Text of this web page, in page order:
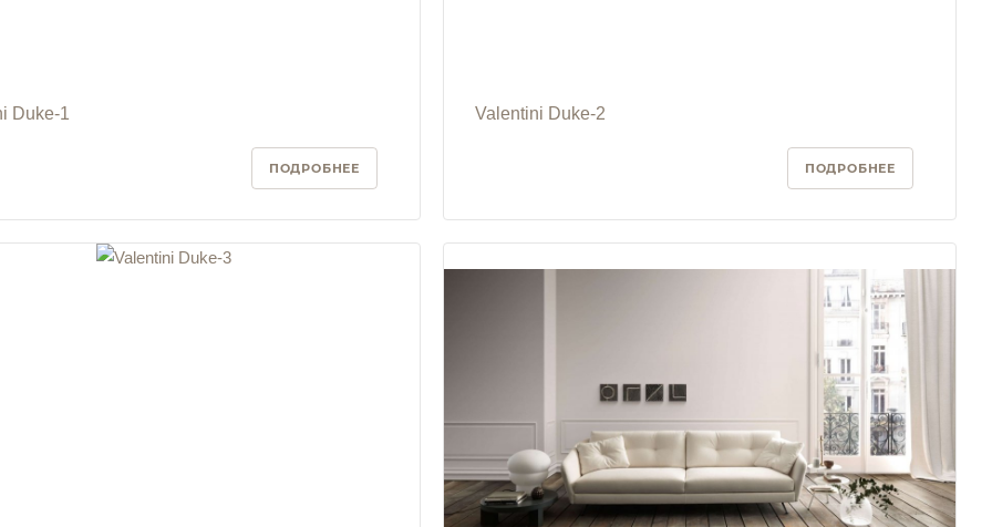
Duke-1
ПОДРОБНЕЕ
Valentini Duke-2
ПОДРОБНЕЕ